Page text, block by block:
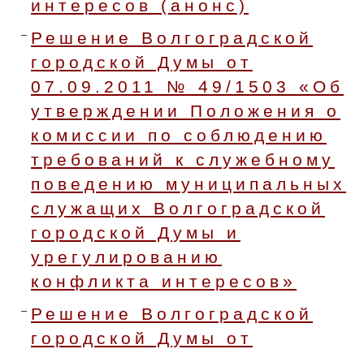
интересов (анонс)
Решение Волгоградской
городской Думы от
07.09.2011 № 49/1503 «Об
утверждении Положения о
комиссии по соблюдению
требований к служебному
поведению муниципальных
служащих Волгоградской
городской Думы и
урегулированию
конфликта интересов»
Решение Волгоградской
городской Думы от